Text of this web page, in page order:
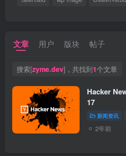
文章 用户 版块 帖子
搜索[zyme.dev]，共找到1个文章
Hacker
17
新闻资讯
2年前